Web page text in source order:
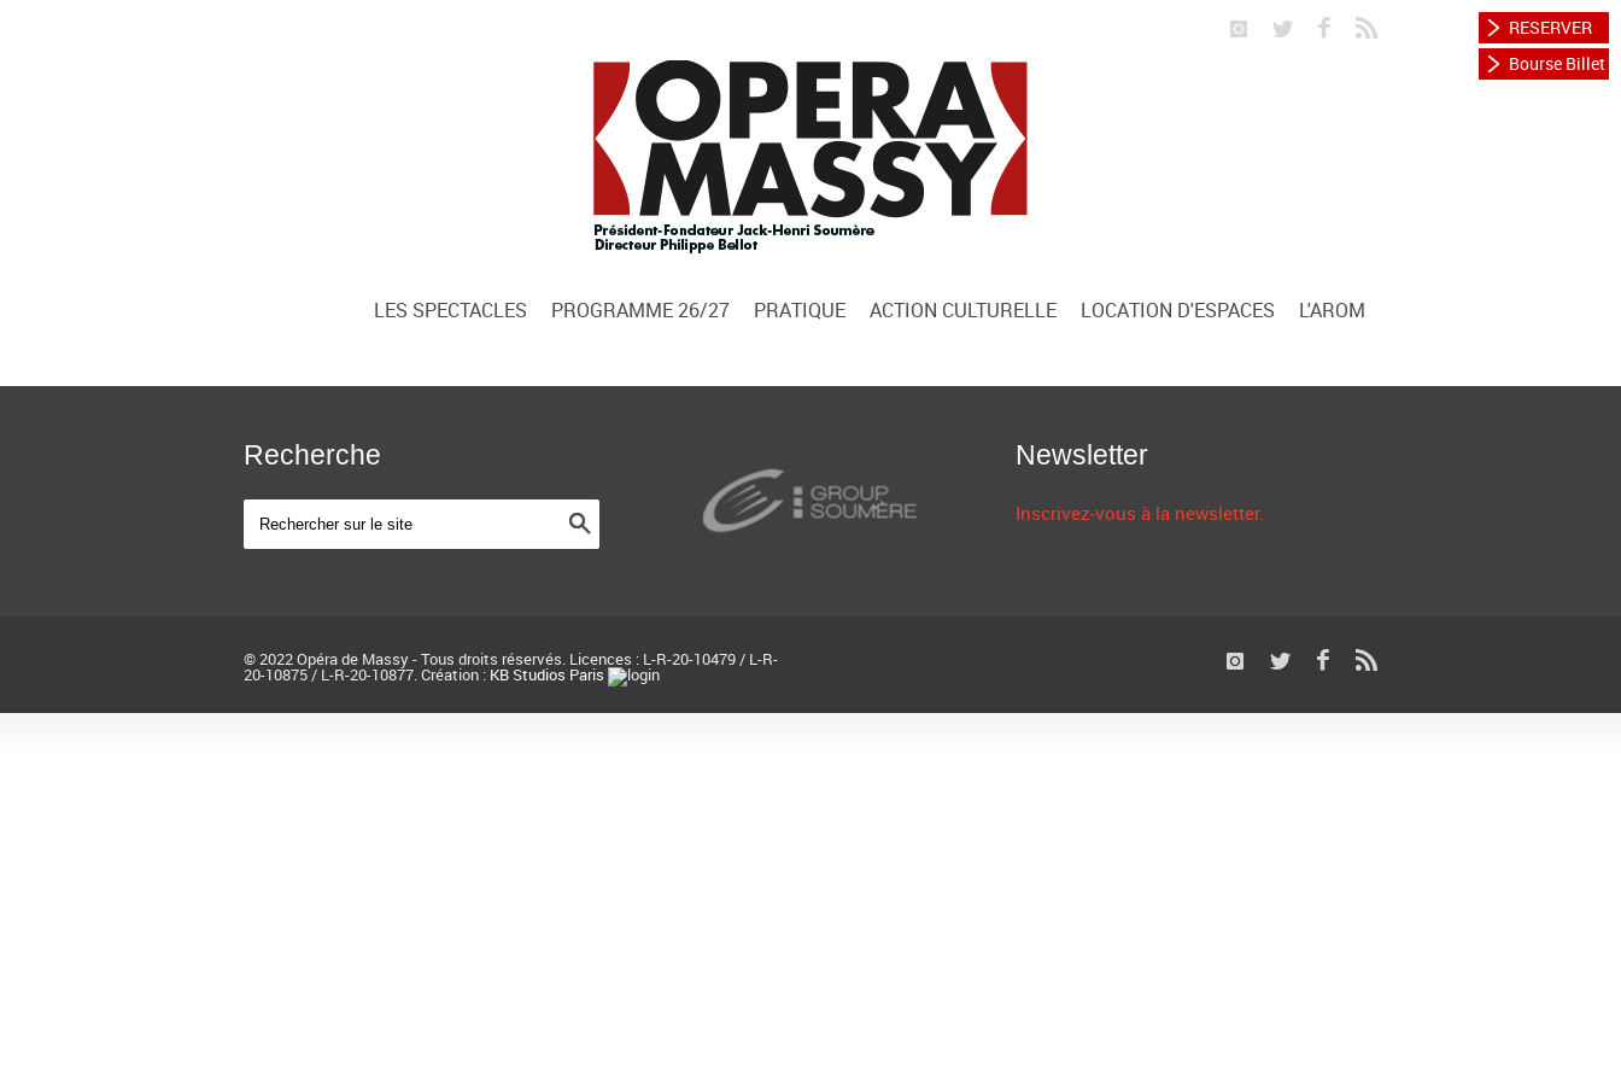
RESERVER
Bourse Billet
LES SPECTACLES PROGRAMME 26/27 PRATIQUE ACTION CULTURELLE LOCATION D'ESPACES L'AROM
Recherche Newsletter
Inscrivez-vous à la newsletter.
© 2022 Opéra de Massy - Tous droits réservés. Licences : L-R-20-10479 / L-R-
20-10875 / L-R-20-10877. Création : KB Studios Paris